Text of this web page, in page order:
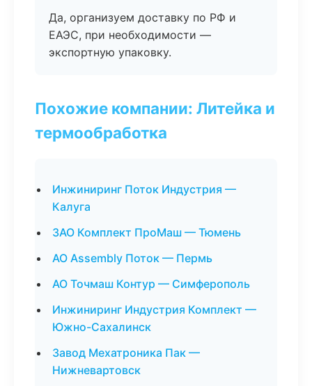
Да, организуем доставку по РФ и
ЕАЭС, при необходимости —
экспортную упаковку.
Похожие компании: Литейка и
термообработка
Инжиниринг Поток Индустрия —
Калуга
ЗАО Комплект ПроМаш — Тюмень
АО Assembly Поток — Пермь
АО Точмаш Контур — Симферополь
Инжиниринг Индустрия Комплект —
Южно-Сахалинск
Завод Мехатроника Пак —
Нижневартовск